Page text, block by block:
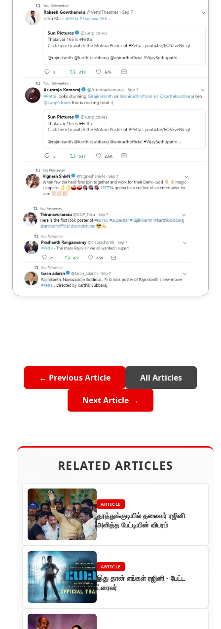
← Previous Article All Articles
Next Article →
RELATED ARTICLES
ARTICLE
தூத்துக்குடியில் தலைவர் ரஜினி
அளித்த பேட்டியின் விபரம்
ARTICLE
இது தான் எங்கள் ரஜினி - பேட்ட
ட்ரைலர்